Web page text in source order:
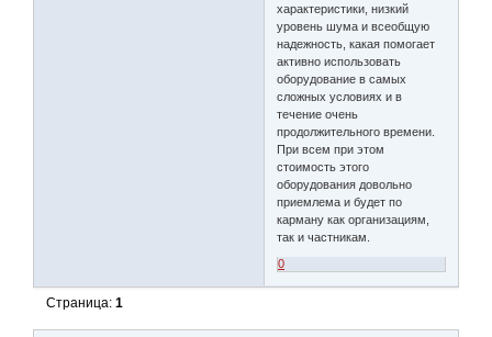
характеристики, низкий
уровень шума и всеобщую
надежность, какая помогает
активно использовать
оборудование в самых
сложных условиях и в
течение очень
продолжительного времени.
При всем при этом
стоимость этого
оборудования довольно
приемлема и будет по
карману как организациям,
так и частникам.
0
Страница:1